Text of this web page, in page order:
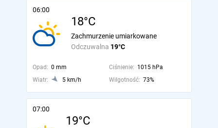
06:00
18°C
Odczuwalna 19°C
Zachmurzenie umiarkowane
Opad: 0 mm Ciśnienie: 1015 hPa
Wiatr:
5 km/h Wilgotność: 73%
07:00
19°C